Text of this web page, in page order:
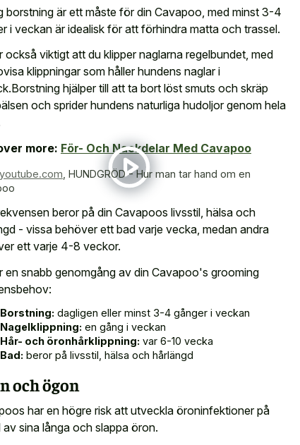
borstning är ett måste för din Cavapoo, med minst 3-4
i veckan är idealisk för att förhindra matta och trassel.
också viktigt att du klipper naglarna regelbundet, med
klippningar som håller hundens naglar i
hjälper till att ta bort löst smuts och skräp
och sprider hundens naturliga hudoljor genom hela
more: För- Och Nackdelar Med Cavapoo
youtube.com HUNDGRÖD - Hur man tar hand om en
beror på din Cavapoos livsstil, hälsa och
- vissa behöver ett bad varje vecka, medan andra
ett varje 4-8 veckor.
en snabb genomgång av din Cavapoo's grooming
Borstning: dagligen eller minst 3-4 gånger i veckan
Nagelklippning: en gång i veckan
Hår- och öronhårklippning: var 6-10 vecka
Bad: beror på livsstil, hälsa och hårlängd
och ögon
har en högre risk att utveckla öroninfektioner på
av sina långa och slappa öron.